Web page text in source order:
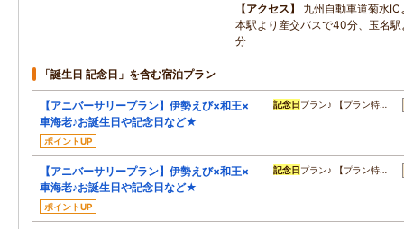
アクセス
九州自動車道菊水
本駅より産交バスで40分、玉名
分
「誕生日 記念日」を含む宿泊プラン
【アニバーサリープラン】伊勢えび×和王×
車海老♪お誕生日や記念日など★
ポイントUP
記念日 プラン♪ 【プラン特…
【アニバーサリープラン】伊勢えび×和王×
車海老♪お誕生日や記念日など★
ポイントUP
記念日 プラン♪ 【プラン特…